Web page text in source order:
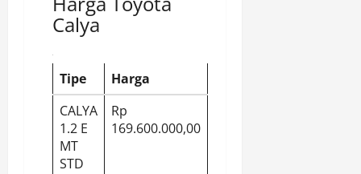
Calya
Tipe
Harga
CALYA
1.2 E
MT
STD
Rp
169.600.000,00